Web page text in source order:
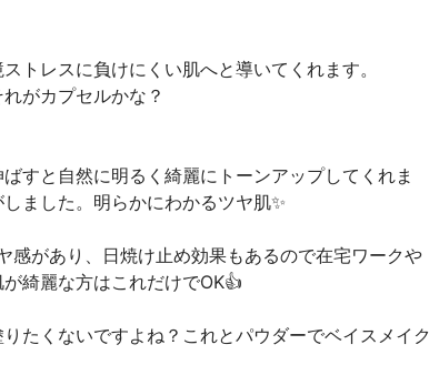
トレスに負けにくい肌へと導いてくれます。
がカプセルかな？
すと自然に明るく綺麗にトーンアップしてくれま
ました。明らかにわかるツヤ肌✨
感があり、日焼け止め効果もあるので在宅ワークや
綺麗な方はこれだけでOK👍
たくないですよね？これとパウダーでベイスメイク